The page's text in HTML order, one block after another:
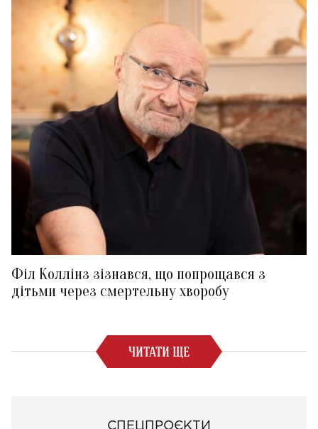
Філ Коллінз зізнався, що попрощався з
дітьми через смертельну хворобу
ЧИТАТИ ЩЕ
СПЕЦПРОЄКТИ